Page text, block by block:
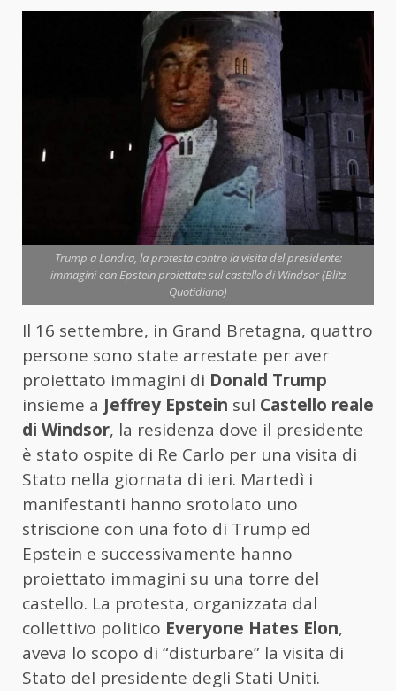
Trump a Londra, la protesta contro la visita del presidente:
immagini con Epstein proiettate sul castello di Windsor (Blitz
Quotidiano)
Il 16 settembre, in Grand Bretagna, quattro
persone sono state arrestate per aver
proiettato immagini di Donald Trump
insieme a Jeffrey Epstein sul Castello reale
di Windsor, la residenza dove il presidente
è stato ospite di Re Carlo per una visita di
Stato nella giornata di ieri. Martedì i
manifestanti hanno srotolato uno
striscione con una foto di Trump ed
Epstein e successivamente hanno
proiettato immagini su una torre del
castello. La protesta, organizzata dal
collettivo politico Everyone Hates Elon,
aveva lo scopo di “disturbare” la visita di
Stato del presidente degli Stati Uniti.